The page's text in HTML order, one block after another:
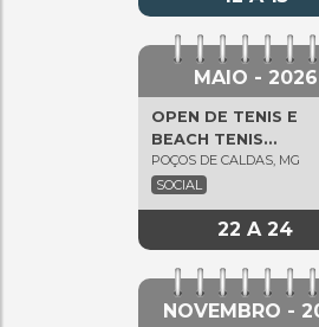
MAIO - 2026
OPEN DE TENIS E
BEACH TENIS
MONREALE RESORT
POÇOS DE CALDAS, MG
SOCIAL
22 A 24
NOVEMBRO -